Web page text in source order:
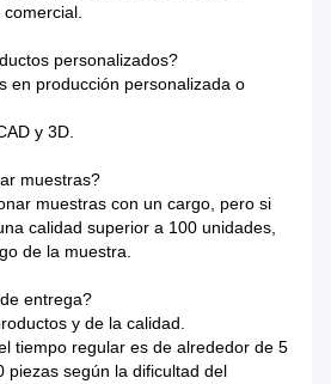
personalizados?
en producción personalizada o
y 3D.
muestras?
muestras con un cargo, pero si
calidad superior a 100 unidades,
de la muestra.
entrega?
y de la calidad.
tiempo regular es de alrededor de 5
piezas según la dificultad del